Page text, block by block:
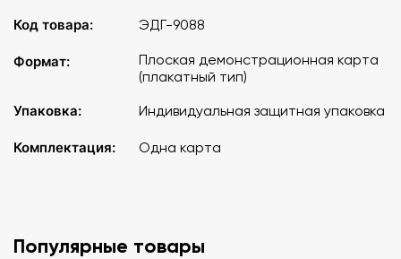
Код товара:
ЭДГ-9088
Формат:
Плоская демонстрационная карта
(плакатный тип)
Упаковка:
Индивидуальная защитная упаковка
Комплектация: Одна карта
Популярные товары